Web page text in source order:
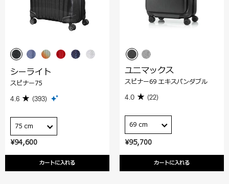
¥94,600
カートに入れる
シーライト
スピナー75
4.6 (393)
75 cm
¥95,700
カートに入れる
ユニマックス
スピナー69 エキスパンダブル
4.0 (22)
69 cm